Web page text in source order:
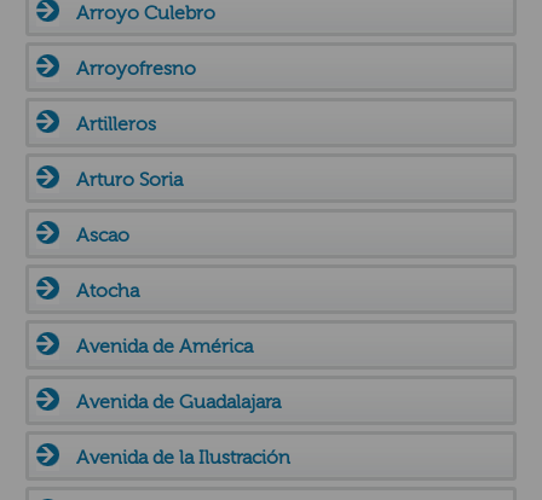
Arroyo Culebro
Arroyofresno
Artilleros
Arturo Soria
Ascao
Atocha
Avenida de América
Avenida de Guadalajara
Avenida de la Ilustración